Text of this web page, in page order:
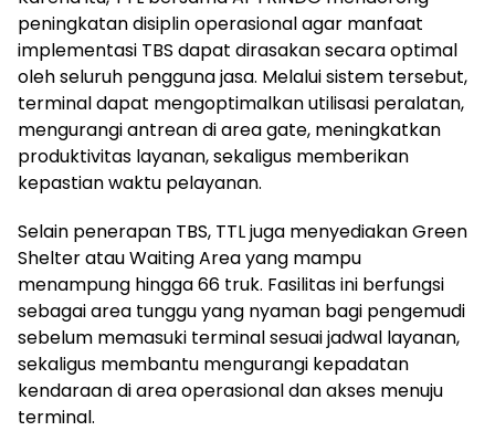
peningkatan disiplin operasional agar manfaat
implementasi TBS dapat dirasakan secara optimal
oleh seluruh pengguna jasa. Melalui sistem tersebut,
terminal dapat mengoptimalkan utilisasi peralatan,
mengurangi antrean di area gate, meningkatkan
produktivitas layanan, sekaligus memberikan
kepastian waktu pelayanan.
Selain penerapan TBS, TTL juga menyediakan Green
Shelter atau Waiting Area yang mampu
menampung hingga 66 truk. Fasilitas ini berfungsi
sebagai area tunggu yang nyaman bagi pengemudi
sebelum memasuki terminal sesuai jadwal layanan,
sekaligus membantu mengurangi kepadatan
kendaraan di area operasional dan akses menuju
terminal.